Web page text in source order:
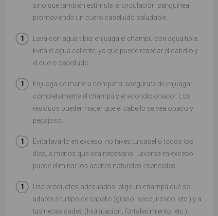
sino que también estimula la circulación sanguínea,
promoviendo un cuero cabelludo saludable.
Lava con agua tibia: enjuaga el champú con agua tibia.
Evita el agua caliente, ya que puede resecar el cabello y
el cuero cabelludo.
Enjuaga de manera completa: asegúrate de enjuagar
completamente el champú y el acondicionador. Los
residuos pueden hacer que el cabello se vea opaco y
pegajoso.
Evita lavarlo en exceso: no laves tu cabello todos los
días, a menos que sea necesario. Lavarse en exceso
puede eliminar los aceites naturales esenciales.
Usa productos adecuados: elige un champú que se
adapte a tu tipo de cabello (graso, seco, rizado, etc.) y a
tus necesidades (hidratación, fortalecimiento, etc.).